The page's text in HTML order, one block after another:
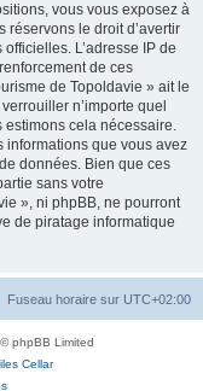
vous vous exposez à
réservons le droit d’avertir
L’adresse IP de
de ces
de Topoldavie » ait le
n’importe quel
estimons cela nécessaire.
informations que vous avez
données. Bien que ces
sans votre
», ni phpBB, ne pourront
de piratage informatique
Fuseau horaire sur UTC+02:00
phpBB Limited
Cellar